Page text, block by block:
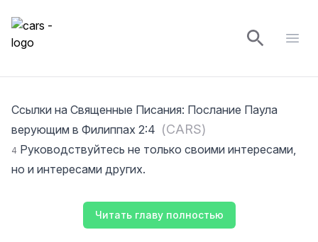
cars
Ссылки на Священные Писания: Послание Паула
верующим в Филиппах 2:4 (CARS)
4 Руководствуйтесь не только своими интересами,
но и интересами других.
Читать главу полностью